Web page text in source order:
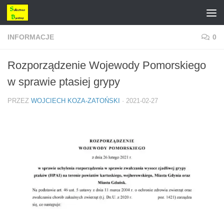
Przejdź do treści
INFORMACJE 0
Rozporządzenie Wojewody Pomorskiego
w sprawie ptasiej grypy
PRZEZ WOJCIECH KOZA-ZATOŃSKI · 2021-02-27